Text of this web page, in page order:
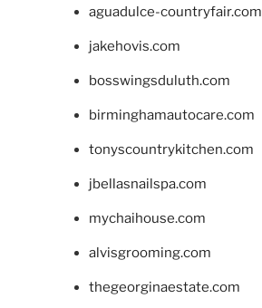
aguadulce-countryfair.com
jakehovis.com
bosswingsduluth.com
birminghamautocare.com
tonyscountrykitchen.com
jbellasnailspa.com
mychaihouse.com
alvisgrooming.com
thegeorginaestate.com